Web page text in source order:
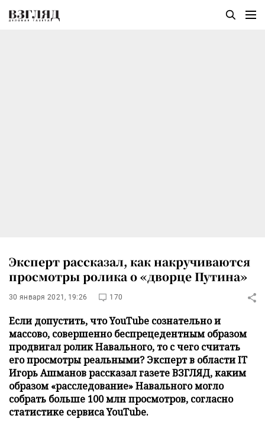
Эксперт рассказал, как накручиваются
просмотры ролика о «дворце Путина»
30 января 2021, 19:26 170
Если допустить, что YouTube сознательно и
массово, совершенно беспрецедентным образом
продвигал ролик Навального, то с чего считать
его просмотры реальными? Эксперт в области IT
Игорь Ашманов рассказал газете ВЗГЛЯД, каким
образом «расследование» Навального могло
собрать больше 100 млн просмотров, согласно
статистике сервиса YouTube.